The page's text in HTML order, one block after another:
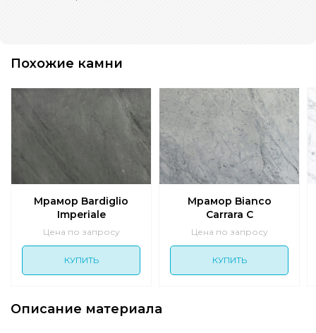
Похожие камни
Мрамор Bardiglio
Imperiale
Цена по запросу
КУПИТЬ
Мрамор Bianco
Carrara C
Цена по запросу
КУПИТЬ
Описание материала